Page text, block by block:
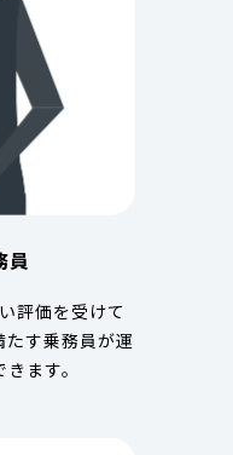
員
評価を受けて
す乗務員が運
ます。